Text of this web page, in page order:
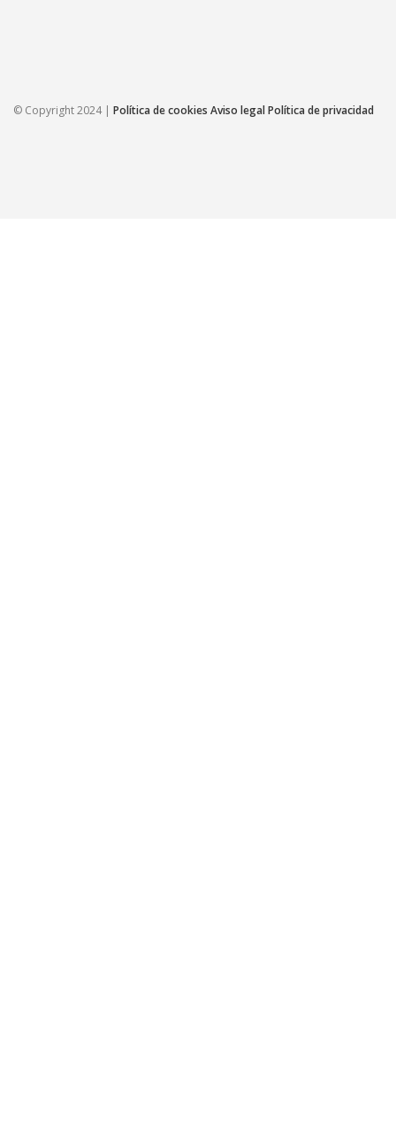
© Copyright 2024 | Política de cookies Aviso legalPolítica de privacidad